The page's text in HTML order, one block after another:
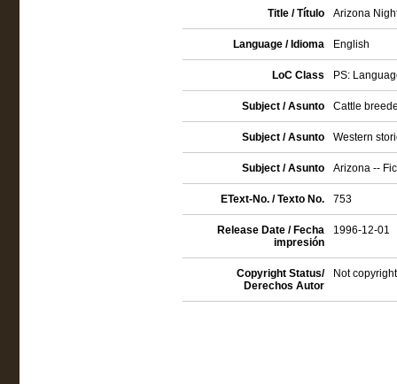
Title / Título Arizona
Language / Idioma English
LoC Class PS:
Subject / Asunto Cattle
Subject / Asunto Western
Subject / Asunto Arizona --
EText-No. / Texto No. 753
Release Date / Fecha
impresión
1996-12-01
Copyright Status/
Derechos Autor
Not